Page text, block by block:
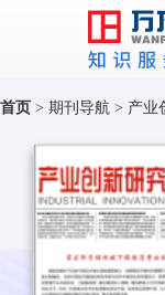
首页 > 期刊导航 > 产业